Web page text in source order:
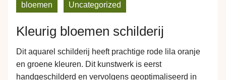
bloemen Uncategorized
Kleurig bloemen schilderij
Dit aquarel schilderij heeft prachtige rode lila oranje
en groene kleuren. Dit kunstwerk is eerst
handgeschilderd en vervolgens geoptimaliseerd in